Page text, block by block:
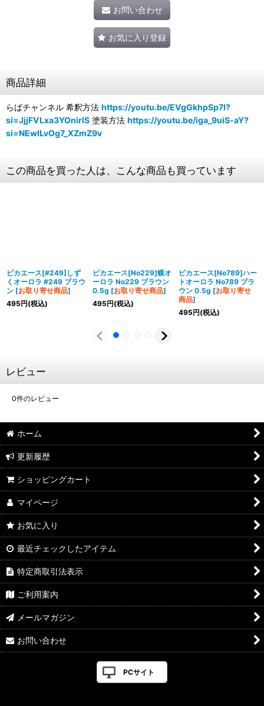
お問い合わせ
お気に入り登録
商品詳細
らばチャンネル 希釈方法 https://youtu.be/EVgGkhpSp7I?
si=JjjFVLxa3YOnirlS 塗装方法 https://youtu.be/iga_9uiS-aY?
si=NEwILvOg7_XZmZ9v
この商品を買った人は、こんな商品も買っています
ピカエース[#249]しず
くオーロラ #249 ブラウ
ン [お取り寄せ商品]
495円(税込)
ピカエース[No229]蝶オ
ーロラ No229 ブラウン
0.5g [お取り寄せ商品]
495円(税込)
ピカエース[No789]ハー
トオーロラ No789 ブラ
ウン 0.5g [お取り寄せ
商品]
495円(税込)
レビュー
0件のレビュー
ホーム
更新履歴
ショッピングカート
マイページ
お気に入り
最近チェックしたアイテム
特定商取引法表示
ご利用案内
メールマガジン
お問い合わせ
PCサイト